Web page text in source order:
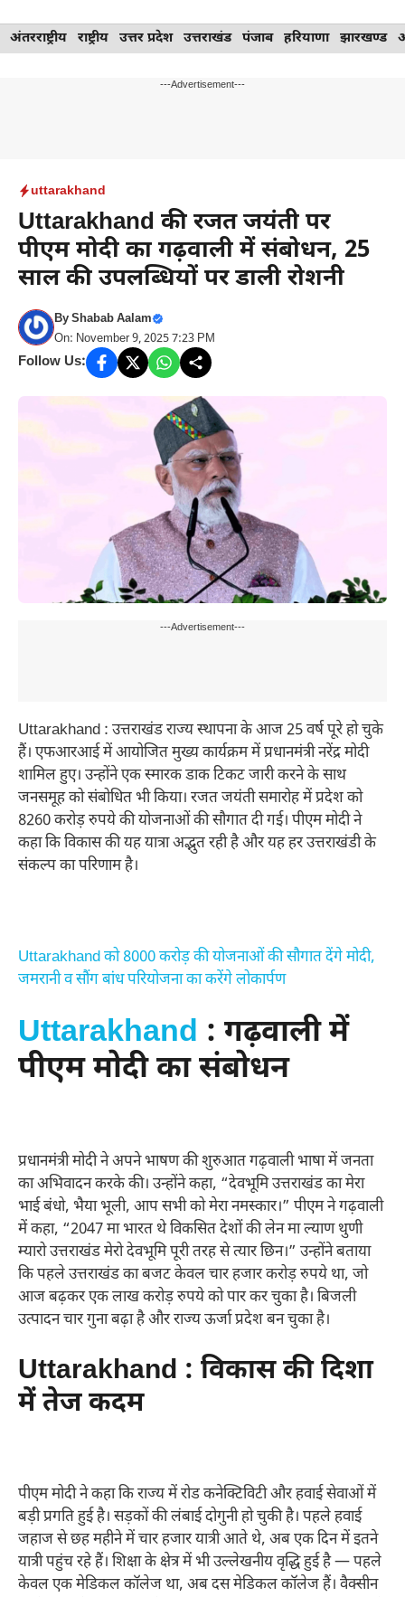
Skip
to
अंतरराष्ट्रीय राष्ट्रीय उत्तर प्रदेश उत्तराखंड पंजाब हरियाणा झारखण्ड
---Advertisement---
uttarakhand
Uttarakhand की रजत जयंती पर
पीएम मोदी का गढ़वाली में संबोधन, 25
साल की उपलब्धियों पर डाली रोशनी
ByShabab Aalam
On: November 9, 2025 7:23 PM
Follow Us:
---Advertisement---
Uttarakhand : उत्तराखंड राज्य स्थापना के आज 25 वर्ष पूरे हो चुके
हैं। एफआरआई में आयोजित मुख्य कार्यक्रम में प्रधानमंत्री नरेंद्र मोदी
शामिल हुए। उन्होंने एक स्मारक डाक टिकट जारी करने के साथ
जनसमूह को संबोधित भी किया। रजत जयंती समारोह में प्रदेश को
8260 करोड़ रुपये की योजनाओं की सौगात दी गई। पीएम मोदी ने
कहा कि विकास की यह यात्रा अद्भुत रही है और यह हर उत्तराखंडी के
संकल्प का परिणाम है।
Uttarakhand को 8000 करोड़ की योजनाओं की सौगात देंगे मोदी,
जमरानी व सौंग बांध परियोजना का करेंगे लोकार्पण
Uttarakhand : गढ़वाली में
पीएम मोदी का संबोधन
प्रधानमंत्री मोदी ने अपने भाषण की शुरुआत गढ़वाली भाषा में जनता
का अभिवादन करके की। उन्होंने कहा, “देवभूमि उत्तराखंड का मेरा
भाई बंधो, भैया भूली, आप सभी को मेरा नमस्कार।” पीएम ने गढ़वाली
में कहा, “2047 मा भारत थे विकसित देशों की लेन मा ल्याण थुणी
म्यारो उत्तराखंड मेरो देवभूमि पूरी तरह से त्यार छिन।” उन्होंने बताया
कि पहले उत्तराखंड का बजट केवल चार हजार करोड़ रुपये था, जो
आज बढ़कर एक लाख करोड़ रुपये को पार कर चुका है। बिजली
उत्पादन चार गुना बढ़ा है और राज्य ऊर्जा प्रदेश बन चुका है।
Uttarakhand : विकास की दिशा
में तेज कदम
पीएम मोदी ने कहा कि राज्य में रोड कनेक्टिविटी और हवाई सेवाओं में
बड़ी प्रगति हुई है। सड़कों की लंबाई दोगुनी हो चुकी है। पहले हवाई
जहाज से छह महीने में चार हजार यात्री आते थे, अब एक दिन में इतने
यात्री पहुंच रहे हैं। शिक्षा के क्षेत्र में भी उल्लेखनीय वृद्धि हुई है — पहले
केवल एक मेडिकल कॉलेज था, अब दस मेडिकल कॉलेज हैं। वैक्सीन